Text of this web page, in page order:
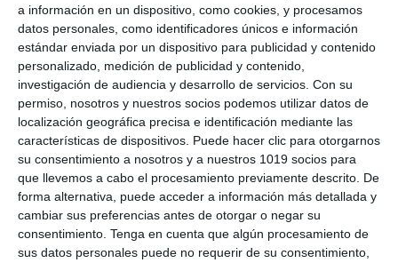
a información en un dispositivo, como cookies, y procesamos
datos personales, como identificadores únicos e información
estándar enviada por un dispositivo para publicidad y contenido
personalizado, medición de publicidad y contenido,
investigación de audiencia y desarrollo de servicios. Con su
permiso, nosotros y nuestros socios podemos utilizar datos de
localización geográfica precisa e identificación mediante las
características de dispositivos. Puede hacer clic para otorgarnos
su consentimiento a nosotros y a nuestros 1019 socios para
que llevemos a cabo el procesamiento previamente descrito. De
forma alternativa, puede acceder a información más detallada y
cambiar sus preferencias antes de otorgar o negar su
consentimiento. Tenga en cuenta que algún procesamiento de
sus datos personales puede no requerir de su consentimiento,
volúmenes.
En actividades detrabajo individual o
cooperativo.
Comorepaso previo a exámeneso
pruebas de evaluación.
En procesos derecuperación,
consolidación o ampliaciónde
contenidos.